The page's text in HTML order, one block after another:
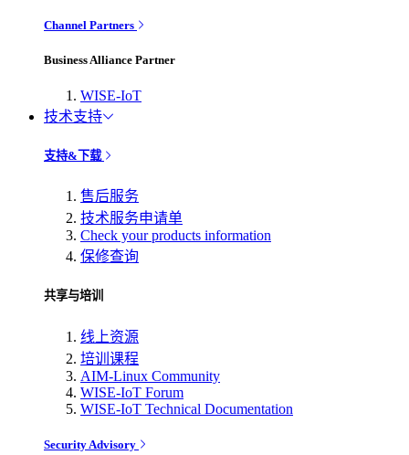
Channel Partners
Business Alliance Partner
WISE-IoT
技术支持
支持&下载
售后服务
技术服务申请单
Check your products information
保修查询
共享与培训
线上资源
培训课程
AIM-Linux Community
WISE-IoT Forum
WISE-IoT Technical Documentation
Security Advisory